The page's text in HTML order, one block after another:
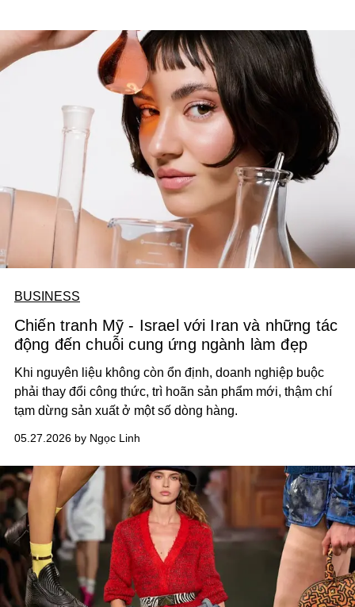
BUSINESS
Chiến tranh Mỹ - Israel với Iran và những tác
động đến chuỗi cung ứng ngành làm đẹp
Khi nguyên liệu không còn ổn định, doanh nghiệp buộc
phải thay đổi công thức, trì hoãn sản phẩm mới, thậm chí
tạm dừng sản xuất ở một số dòng hàng.
05.27.2026 by Ngọc Linh